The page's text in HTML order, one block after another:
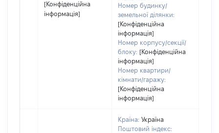
[Конфіденційна
інформація]
Номер будинку/
земельної ділянки:
[Конфіденційна
інформація]
Номер корпусу/секції/
блоку: [Конфіденційна
інформація]
Номер квартири/
кімнати/гаражу:
[Конфіденційна
інформація]
Країна: Україна
Поштовий індекс: